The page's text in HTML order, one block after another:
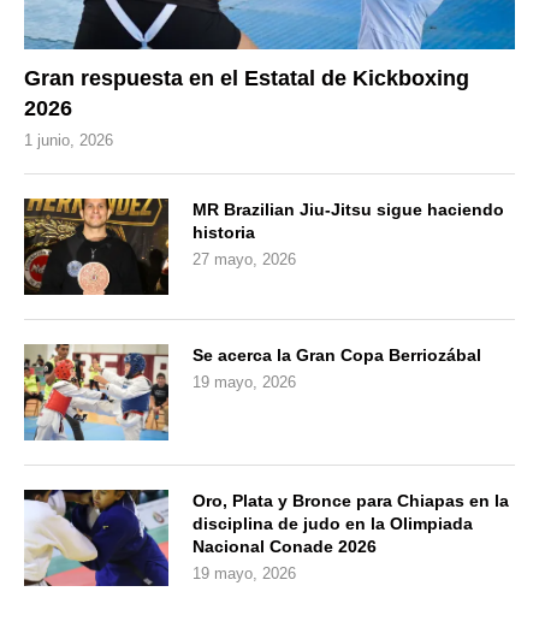
Gran respuesta en el Estatal de Kickboxing
2026
1 junio, 2026
MR Brazilian Jiu-Jitsu sigue haciendo
historia
27 mayo, 2026
Se acerca la Gran Copa Berriozábal
19 mayo, 2026
Oro, Plata y Bronce para Chiapas en la
disciplina de judo en la Olimpiada
Nacional Conade 2026
19 mayo, 2026